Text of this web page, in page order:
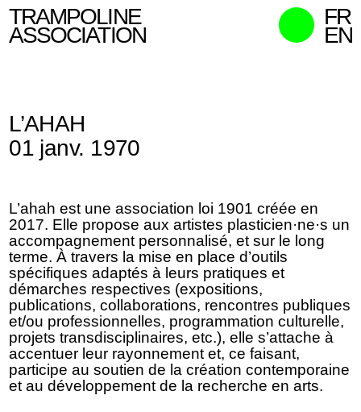
TRAMPOLINE
ASSOCIATION
ACTIONS
COMMISSAIRES
RECHERCHER
FR
EN
L’AHAH
01 janv. 1970
L’ahah est une association loi 1901 créée en
2017. Elle propose aux artistes plasticien·ne·s un
accompagnement personnalisé, et sur le long
terme. À travers la mise en place d’outils
spécifiques adaptés à leurs pratiques et
démarches respectives (expositions,
publications, collaborations, rencontres publiques
et/ou professionnelles, programmation culturelle,
projets transdisciplinaires, etc.), elle s’attache à
accentuer leur rayonnement et, ce faisant,
participe au soutien de la création contemporaine
et au développement de la recherche en arts.